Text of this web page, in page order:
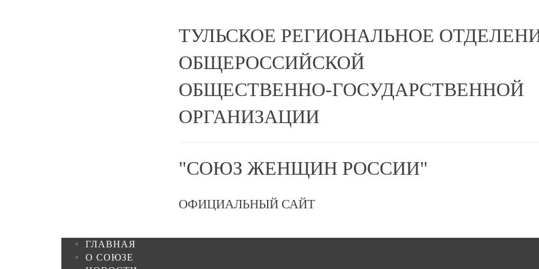
ТУЛЬСКОЕ РЕГИОНАЛЬНОЕ
ОБЩЕРОССИЙСКОЙ
ОБЩЕСТВЕННО-ГОСУДАРСТВЕННОЙ
ОРГАНИЗАЦИИ
"СОЮЗ ЖЕНЩИН РОССИИ"
ОФИЦИАЛЬНЫЙ САЙТ
ГЛАВНАЯ
О СОЮЗЕ